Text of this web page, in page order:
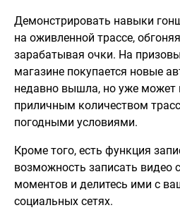
Демонстрировать навыки
на оживленной трассе,
зарабатывая очки. На
магазине покупается новые
недавно вышла, но уже может
приличным количеством
погодными условиями.
Кроме того, есть функция
возможность записать видео
моментов и делитесь ими с
социальных сетях.